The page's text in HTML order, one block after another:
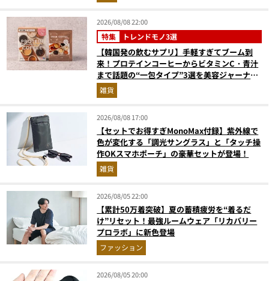
2026/08/08 22:00
特集 トレンドモノ3選
【韓国発の飲むサプリ】手軽すぎてブーム到
来！プロテインコーヒーからビタミンC・青汁
まで話題の“一包タイプ”3選を美容ジャーナリ
ストが徹底解説
雑貨
2026/08/08 17:00
【セットでお得すぎMonoMax付録】紫外線で
色が変化する「調光サングラス」と「タッチ操
作OKスマホポーチ」の豪華セットが登場！
雑貨
2026/08/05 22:00
【累計50万着突破】夏の蓄積疲労を“着るだ
け”リセット！最強ルームウェア「リカバリー
プロラボ」に新色登場
ファッション
2026/08/05 20:00